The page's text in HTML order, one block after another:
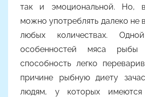
так и эмоциональной. Но,
можно употреблять далеко не
любых количествах.
особенностей мяса рыбы
способность легко
причине рыбную диету
людям, у которых имеются